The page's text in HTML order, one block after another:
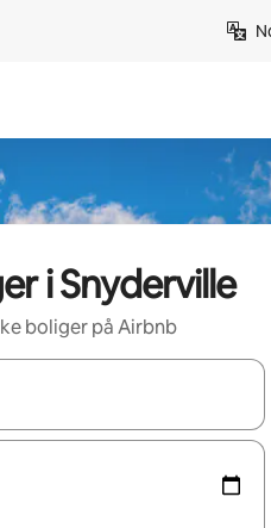
i Snyderville
boliger på Airbnb
tilgængelige, skal du navigere